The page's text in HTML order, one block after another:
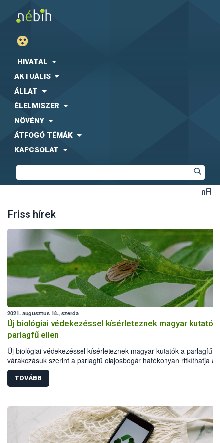
HIVATAL
AKTUÁLIS
ÁLLAT
ÉLELMISZER
NÖVÉNY
ÁTFOGÓ TÉMÁK
KAPCSOLAT
Friss hírek
2021. augusztus 18., szerda
Új biológiai védekezéssel kísérleteznek magyar kutatók
parlagfű ellen
Új biológiai védekezéssel kísérleteznek magyar kutatók a parlagfű
várakozásuk szerint a parlagfű olajosbogár hatékonyan ritkíthatja a
gyomnövényt - jelentették be a Nemzeti Élelmiszerlánc-biztonsági
Hivatal (Nébih), valamint az Eötvös Loránd Kutató Hálózat
Agrártudományi Kutatóközpont Növényvédelmi Intézetének (ATK
TOVÁBB